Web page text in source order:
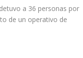
a 36 personas por
de un operativo de